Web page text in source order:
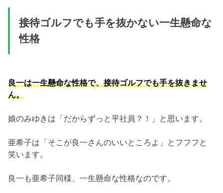
接待ゴルフでも手を抜かない一生懸命な
性格
良一は一生懸命な性格で、接待ゴルフでも手を抜きませ
ん。
娘のみゆきは「だからずっと平社員？！」と思います。
亜希子は「そこが良一さんのいいところよ」とフフフと
笑います。
良一も亜希子同様、一生懸命な性格なのです。